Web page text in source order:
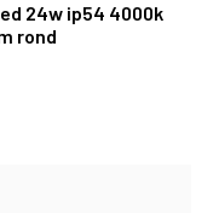
24w ip54 4000k
rond